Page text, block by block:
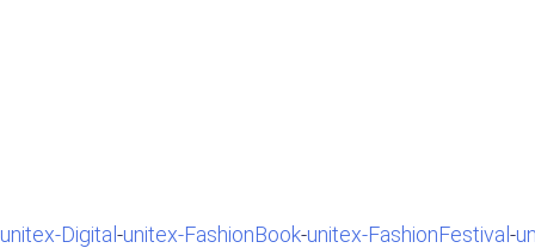
unitex-Digital -unitex-FashionBook-unitex-FashionFestival -